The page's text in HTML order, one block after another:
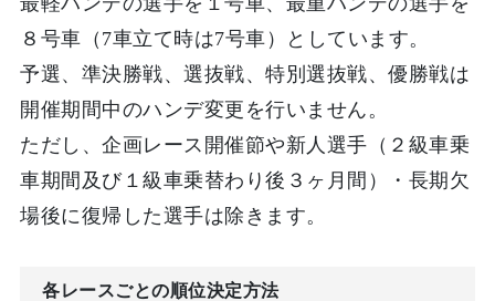
８号車（7車立て時は7号車）としています。
予選、準決勝戦、選抜戦、特別選抜戦、優勝戦は
開催期間中のハンデ変更を行いません。
ただし、企画レース開催節や新人選手（２級車乗
車期間及び１級車乗替わり後３ヶ月間）・長期欠
場後に復帰した選手は除きます。
各レースごとの順位決定方法